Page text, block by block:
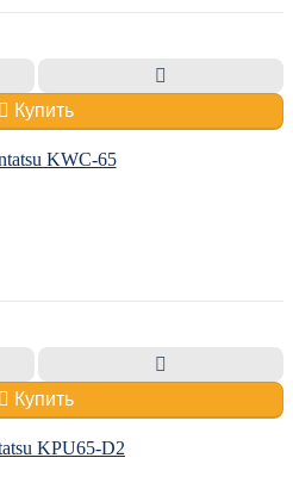
Купить
Купить